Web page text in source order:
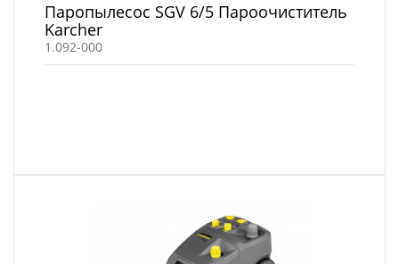
Паропылесос SGV 6/5 Пароочиститель
Karcher
1.092-000